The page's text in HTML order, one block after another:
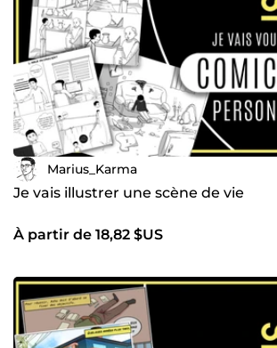
Marius_Karma
Je vais illustrer une scène de vie
À partir de 18,82 $US